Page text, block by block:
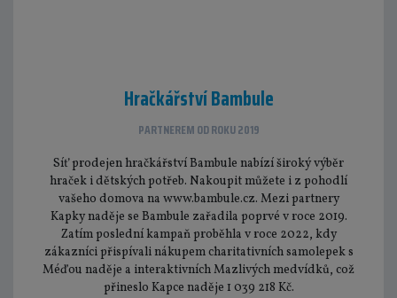
Hračkářství Bambule
PARTNEREM OD ROKU 2019
Síť prodejen hračkářství Bambule nabízí široký výběr
hraček i dětských potřeb. Nakoupit můžete i z pohodlí
vašeho domova na www.bambule.cz. Mezi partnery
Kapky naděje se Bambule zařadila poprvé v roce 2019.
Zatím poslední kampaň proběhla v roce 2022, kdy
zákazníci přispívali nákupem charitativních samolepek s
Méďou naděje a interaktivních Mazlivých medvídků, což
přineslo Kapce naděje 1 039 218 Kč.